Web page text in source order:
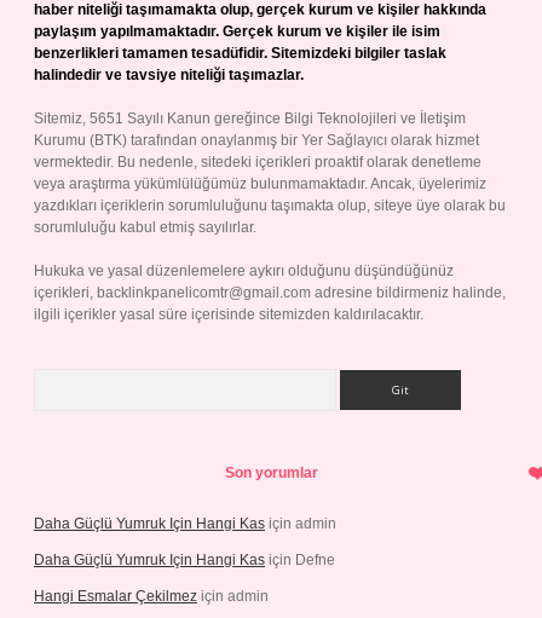
haber niteliği taşımamakta olup, gerçek kurum ve kişiler hakkında
paylaşım yapılmamaktadır. Gerçek kurum ve kişiler ile isim
benzerlikleri tamamen tesadüfidir. Sitemizdeki bilgiler taslak
halindedir ve tavsiye niteliği taşımazlar.
Sitemiz, 5651 Sayılı Kanun gereğince Bilgi Teknolojileri ve İletişim
Kurumu (BTK) tarafından onaylanmış bir Yer Sağlayıcı olarak hizmet
vermektedir. Bu nedenle, sitedeki içerikleri proaktif olarak denetleme
veya araştırma yükümlülüğümüz bulunmamaktadır. Ancak, üyelerimiz
yazdıkları içeriklerin sorumluluğunu taşımakta olup, siteye üye olarak bu
sorumluluğu kabul etmiş sayılırlar.
Hukuka ve yasal düzenlemelere aykırı olduğunu düşündüğünüz
içerikleri, backlinkpanelicomtr@gmail.com adresine bildirmeniz halinde,
ilgili içerikler yasal süre içerisinde sitemizden kaldırılacaktır.
Son yorumlar
Daha Güçlü Yumruk Için Hangi Kas için admin
Daha Güçlü Yumruk Için Hangi Kas için Defne
Hangi Esmalar Çekilmez için admin